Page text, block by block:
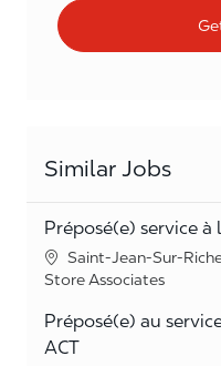
Similar Jobs
Préposé(e) service
Location
Saint-Jean-Sur-
Category
Store Associates
Préposé(e) au
ACT